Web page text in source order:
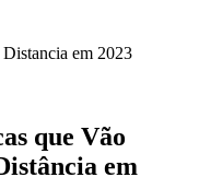
em 2023
que Vão
em